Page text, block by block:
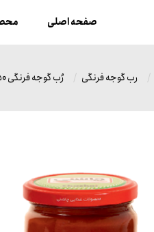
صفحه اصلی
رب گوجه فرنگی رُب گوجه فرنگی 250